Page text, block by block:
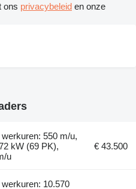
ons privacybeleid en onze
550 m/u,
kW (69 PK),
u
€ 43.500
10.570